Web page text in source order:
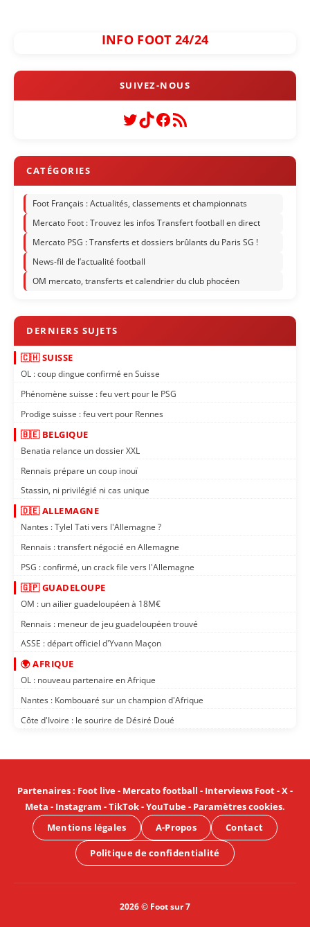
INFO FOOT 24/24
Twitter
TikTok
Facebook
Flux RSS
Foot Français : Actualités, classements et championnats
Mercato Foot : Trouvez les infos Transfert football en direct
Mercato PSG : Transferts et dossiers brûlants du Paris SG !
News-fil de l’actualité football
OM mercato, transferts et calendrier du club phocéen
🇨🇭 SUISSE
OL : coup dingue confirmé en Suisse
Phénomène suisse : feu vert pour le PSG
Prodige suisse : feu vert pour Rennes
🇧🇪 BELGIQUE
Benatia relance un dossier XXL
Rennais prépare un coup inouï
Stassin, ni privilégié ni cas unique
🇩🇪 ALLEMAGNE
Nantes : Tylel Tati vers l'Allemagne ?
Rennais : transfert négocié en Allemagne
PSG : confirmé, un crack file vers l'Allemagne
🇬🇵 GUADELOUPE
OM : un ailier guadeloupéen à 18M€
Rennais : meneur de jeu guadeloupéen trouvé
ASSE : départ officiel d'Yvann Maçon
🌍 AFRIQUE
OL : nouveau partenaire en Afrique
Nantes : Kombouaré sur un champion d'Afrique
Côte d'Ivoire : le sourire de Désiré Doué
Partenaires: Foot live- Mercato football - Interviews Foot-X-
Meta - Instagram -TikTok-YouTube- Paramètres cookies.
Mentions légales
A-Propos Contact
Politique de confidentialité
2026 © Foot sur 7